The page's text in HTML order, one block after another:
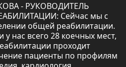
- РУКОВОДИТЕЛЬ
Сейчас мы с
общей реабилитации.
нас всего 28 коечных мест,
проходит
пациенты по профилям